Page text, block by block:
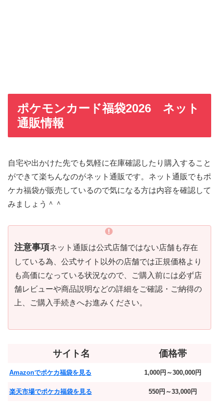
ポケモンカード福袋2026 ネット
通販情報
自宅や出かけた先でも気軽に在庫確認したり購入すること
ができて楽ちんなのがネット通販です。ネット通販でもポ
ケカ福袋が販売しているので気になる方は内容を確認して
みましょう＾＾
注意事項ネット通販は公式店舗ではない店舗も存在
している為、公式サイト以外の店舗では正規価格より
も高価になっている状況なので、ご購入前には必ず店
舗レビューや商品説明などの詳細をご確認・ご納得の
上、ご購入手続きへお進みください。
サイト名 価格帯
Amazonでポケカ福袋を見る 1,000円～300,000円
楽天市場でポケカ福袋を見る 550円～33,000円